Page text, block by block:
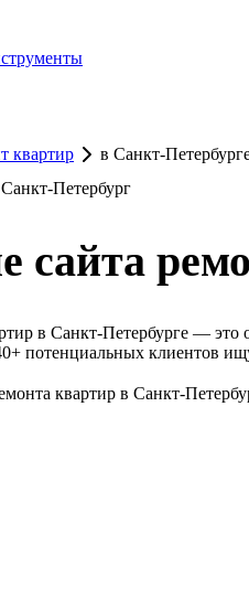
квартир
в Санкт-
Санкт-Петербург
сайта
в Санкт-Петербурге — это
потенциальных клиентов
квартир в Санкт-